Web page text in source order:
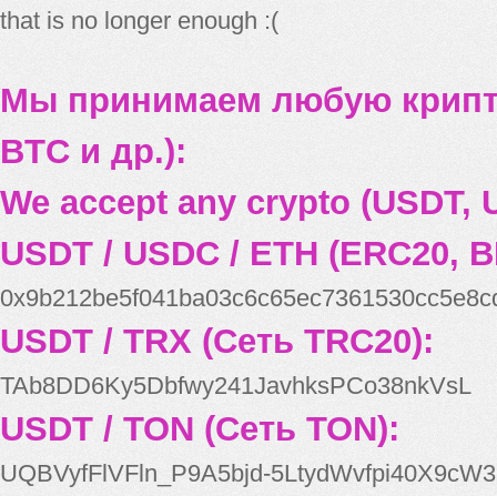
that is no longer enough :(
Мы принимаем любую
BTC и др.):
We accept any crypto (USDT,
USDT / USDC / ETH (ERC20,
USDT / TRX (Сеть TRC20):
TAb8DD6Ky5Dbfwy241JavhksPCo38nkVsL
USDT / TON (Сеть TON):
UQBVyfFlVFln_P9A5bjd-